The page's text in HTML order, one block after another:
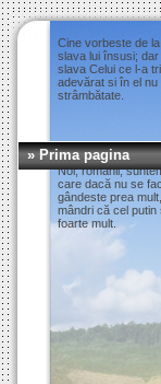
» Prima pagina
Cine vorbeste de
slava lui însusi;
slava Celui ce l-a
adevărat si în el nu
strâmbătate.
Noi, românii,
care dacă nu se
gândeste prea
mândri că cel putin
foarte mult.